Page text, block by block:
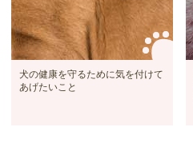
犬の健康を守るために気を付けて
あげたいこと